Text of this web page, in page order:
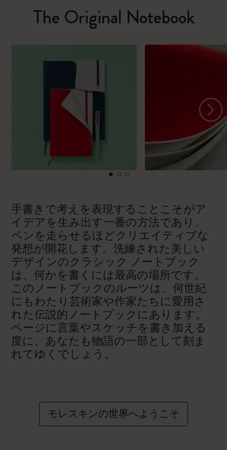
The Original Notebook
手書きで考えを表現することこそがア
イデアを生み出す一番の方法であり、
ペンを走らせるほどクリエイティブな
発想が開花します。洗練された美しい
デザインのクラシック ノートブック
は、何かを書くには最高の場所です。
このノートブックのルーツは、何世紀
にもわたり芸術家や作家たちに愛用さ
れた伝説的ノートブックにあります。
ページに言葉やスケッチを書き加える
度に、あなたも物語の一部として刻ま
れてゆくでしょう。
モレスキンの世界へようこそ